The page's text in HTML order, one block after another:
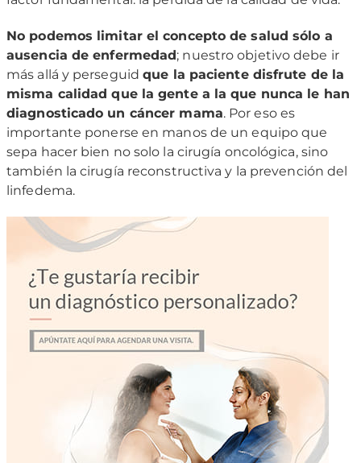
No podemos limitar el concepto de salud sólo a
ausencia de enfermedad; nuestro objetivo debe ir
más allá y perseguidque la paciente disfrute de la
misma calidad que la gente a la que nunca le han
diagnosticado un cáncer mama. Por eso es
importante ponerse en manos de un equipo que
sepa hacer bien no solo la cirugía oncológica, sino
también la cirugía reconstructiva y la prevención del
linfedema.